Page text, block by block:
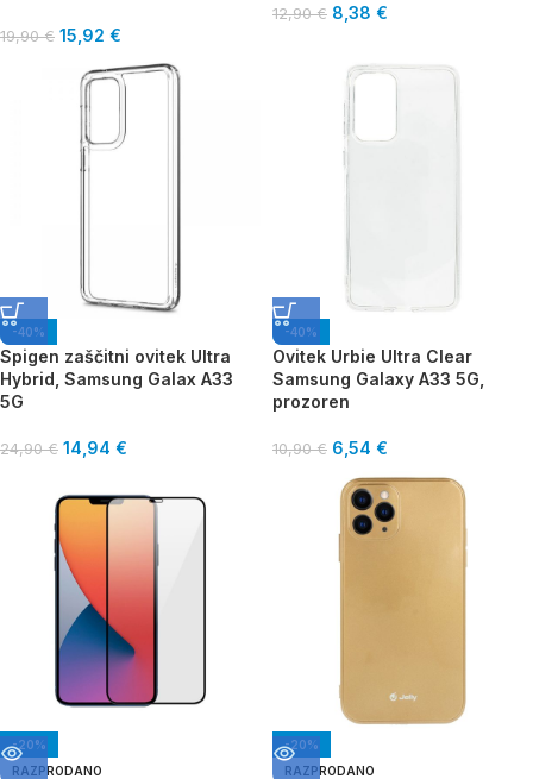
19,90€ 15,92 €
12,90€ 8,38 €
-40%
Spigen zaščitni ovitek Ultra
Hybrid, Samsung Galax A33
5G
24,90€ 14,94 €
-40%
Ovitek Urbie Ultra Clear
Samsung Galaxy A33 5G,
prozoren
10,90€ 6,54 €
-20%
RAZPRODANO
-20%
RAZPRODANO